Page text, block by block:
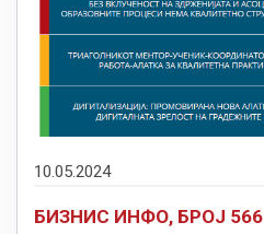
10.05.2024
БИЗНИС ИНФО, БРОЈ 566